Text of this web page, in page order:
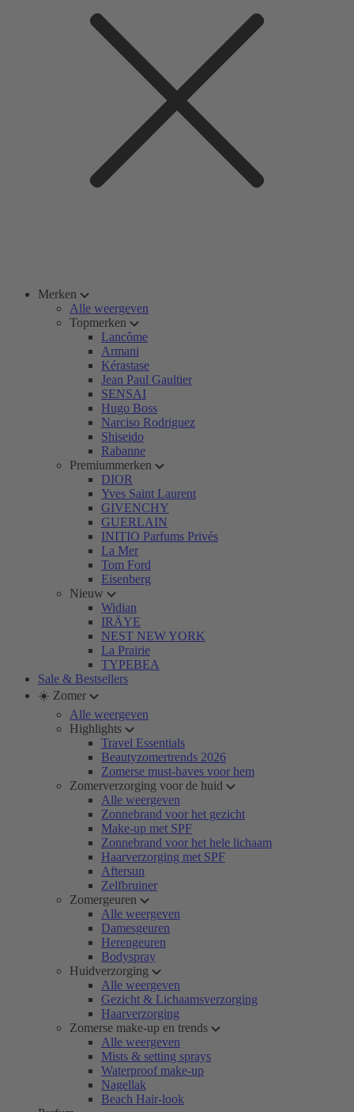
Merken
Alle weergeven
Topmerken
Lancôme
Armani
Kérastase
Jean Paul Gaultier
SENSAI
Hugo Boss
Narciso Rodriguez
Shiseido
Rabanne
Premiummerken
DIOR
Yves Saint Laurent
GIVENCHY
GUERLAIN
INITIO Parfums Privés
La Mer
Tom Ford
Eisenberg
Nieuw
Widian
IRÄYE
NEST NEW YORK
La Prairie
TYPEBEA
Sale & Bestsellers
☀️ Zomer
Alle weergeven
Highlights
Travel Essentials
Beautyzomertrends 2026
Zomerse must-haves voor hem
Zomerverzorging voor de huid
Alle weergeven
Zonnebrand voor het gezicht
Make-up met SPF
Zonnebrand voor het hele lichaam
Haarverzorging met SPF
Aftersun
Zelfbruiner
Zomergeuren
Alle weergeven
Damesgeuren
Herengeuren
Bodyspray
Huidverzorging
Alle weergeven
Gezicht & Lichaamsverzorging
Haarverzorging
Zomerse make-up en trends
Alle weergeven
Mists & setting sprays
Waterproof make-up
Nagellak
Beach Hair-look